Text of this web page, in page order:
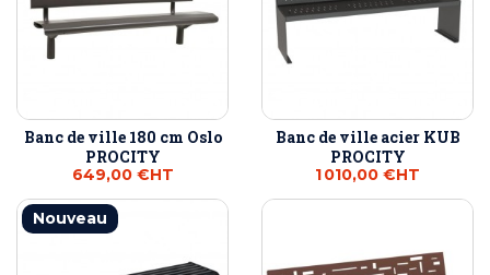
Banc de ville 180 cm Oslo
PROCITY
649,00 €HT
Banc de ville acier KUB
PROCITY
1 010,00 €HT
Nouveau